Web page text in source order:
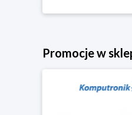
Promocje w